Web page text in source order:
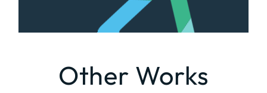
Other Works